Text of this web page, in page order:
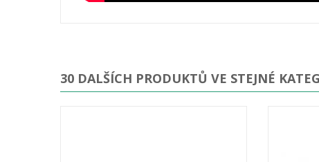
30 DALŠÍCH PRODUKTŮ VE STEJNÉ